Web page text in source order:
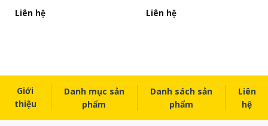
Liên hệ
Liên hệ
Giới
thiệu
Danh mục sản
phẩm
Danh sách sản
phẩm
Liên
hệ